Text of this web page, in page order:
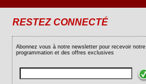
RESTEZ CONNECTÉ
Abonnez vous à notre newsletter pour recevoir notre
programmation et des offres exclusives